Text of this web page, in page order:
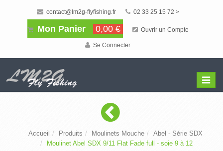
contact@lm2g-flyfishing.fr 02 33 25 15 72 >
Mon Panier 0,00 € Ouvrir un Compte
Se Connecter
Menu
Accueil Produits Moulinets Mouche
Abel - Série SDX
Moulinet Abel SDX 9/11 Flat Fade full - soie 9 à 12